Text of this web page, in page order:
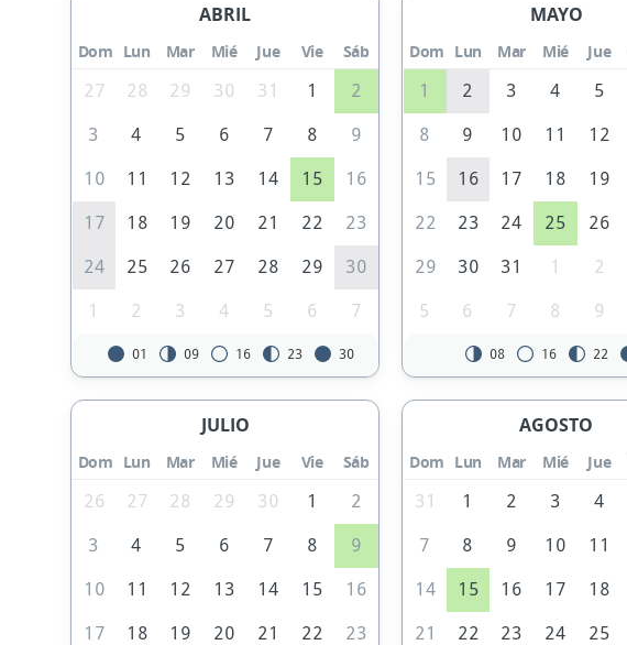
ABRIL
Dom Lun Mar Mié Jue Vie
Sáb
27
28 29 30 31 1 2
3 4 5 6 7 8 9
10 11 12 13 14 15 16
17 18 19 20 21 22 23
24 25 26 27 28 29 30
1 2 3 4 5 6 7
01 09 16 23 30
MAYO
Dom Lun Mar Mié Jue
1
2 3 4 5
8 9 10 11 12
15 16 17 18 19
22 23 24 25 26
29 30 31 1 2
5 6 7 8 9
08 16 22
JULIO
Dom Lun Mar Mié Jue Vie
Sáb
26
27 28 29 30 1 2
3 4 5 6 7 8 9
10 11 12 13 14 15 16
17 18 19 20 21 22 23
AGOSTO
Dom Lun Mar Mié Jue
31
1 2 3 4
7 8 9 10 11
14 15 16 17 18
21 22 23 24 25